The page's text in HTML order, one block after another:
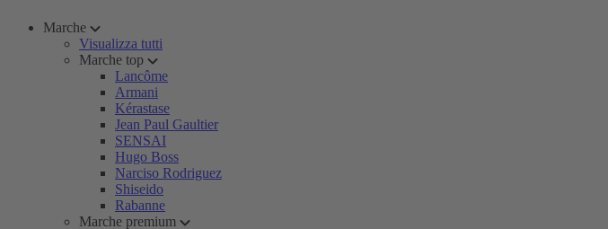
Marche
Visualizza tutti
Marche top
Lancôme
Armani
Kérastase
Jean Paul Gaultier
SENSAI
Hugo Boss
Narciso Rodriguez
Shiseido
Rabanne
Marche premium